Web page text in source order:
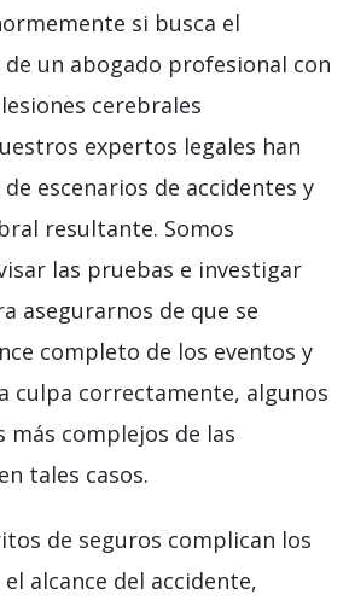
si busca el
un abogado profesional con
cerebrales
expertos legales han
escenarios de accidentes y
resultante. Somos
las pruebas e investigar
asegurarnos de que se
completo de los eventos y
culpa correctamente, algunos
más complejos de las
tales casos.
de seguros complican los
alcance del accidente,